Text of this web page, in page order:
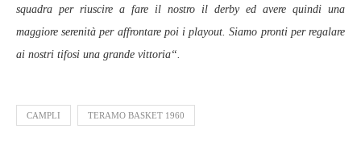
squadra per riuscire a fare il nostro il derby ed avere quindi una
maggiore serenità per affrontare poi i playout. Siamo pronti per regalare
ai nostri tifosi una grande vittoria“.
CAMPLI TERAMO BASKET 1960